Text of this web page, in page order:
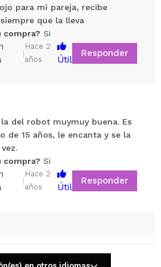
ser el primero. Imagínatelo...
su compra?
5/5
para mí pareja, recibe
que la lleva
compra? Si
|
Hace 2
años
Útil
Responder
del robot muymuy buena. Es
de 15 años, le encanta y se la
compra? Si
|
Hace 2
años
Útil
Responder
compra?Si